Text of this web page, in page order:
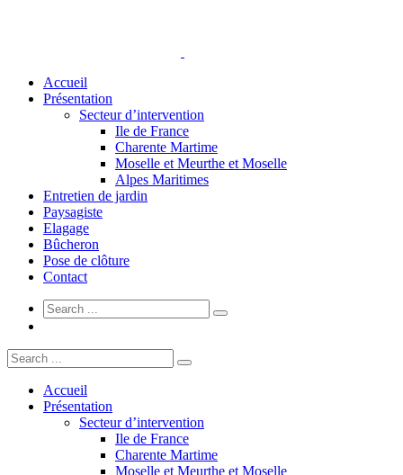
Accueil
Présentation
Secteur d’intervention
Ile de France
Charente Martime
Moselle et Meurthe et Moselle
Alpes Maritimes
Entretien de jardin
Paysagiste
Elagage
Bûcheron
Pose de clôture
Contact
Accueil
Présentation
Secteur d’intervention
Ile de France
Charente Martime
Moselle et Meurthe et Moselle